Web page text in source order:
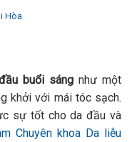
Hòa
buổi sáng như một
khởi với mái tóc sạch.
sự tốt cho da đầu và
Chuyên khoa Da liễu